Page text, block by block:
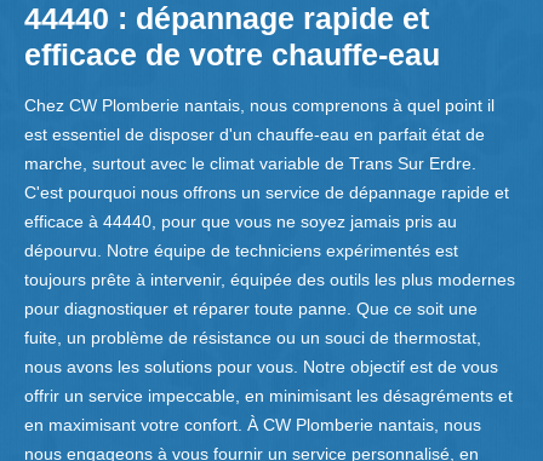
44440 : dépannage rapide et
efficace de votre chauffe-eau
Chez CW Plomberie nantais, nous comprenons à quel point il
est essentiel de disposer d'un chauffe-eau en parfait état de
marche, surtout avec le climat variable de Trans Sur Erdre.
C'est pourquoi nous offrons un service de dépannage rapide et
efficace à 44440, pour que vous ne soyez jamais pris au
dépourvu. Notre équipe de techniciens expérimentés est
toujours prête à intervenir, équipée des outils les plus modernes
pour diagnostiquer et réparer toute panne. Que ce soit une
fuite, un problème de résistance ou un souci de thermostat,
nous avons les solutions pour vous. Notre objectif est de vous
offrir un service impeccable, en minimisant les désagréments et
en maximisant votre confort. À CW Plomberie nantais, nous
nous engageons à vous fournir un service personnalisé, en